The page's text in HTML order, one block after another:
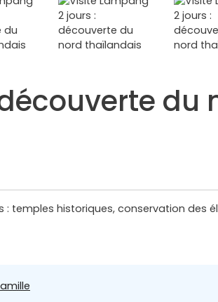
du
temples historiques, conservation des